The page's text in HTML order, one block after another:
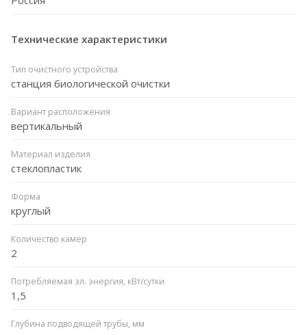
Технические характеристики
Тип очистного устройства
станция биологической очистки
Вариант расположения
вертикальный
Материал изделия
стеклопластик
Форма
круглый
Количество камер
2
Потребляемая эл. энергия, кВт/сутки
1,5
Глубина подводящей трубы, мм